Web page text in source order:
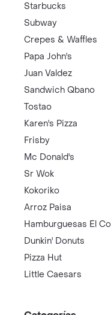
Starbucks
Subway
Crepes & Waffles
Papa John's
Juan Valdez
Sandwich Qbano
Tostao
Karen's Pizza
Frisby
Mc Donald's
Sr Wok
Kokoriko
Arroz Paisa
Hamburguesas El
Dunkin' Donuts
Pizza Hut
Little Caesars